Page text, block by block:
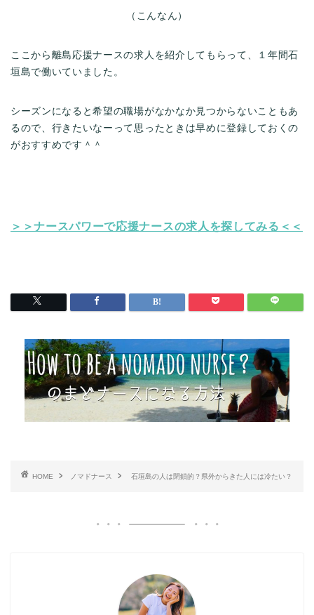
（こんなん）
ここから離島応援ナースの求人を紹介してもらって、１年間石
垣島で働いていました。
シーズンになると希望の職場がなかなか見つからないこともあ
るので、行きたいなーって思ったときは早めに登録しておくの
がおすすめです＾＾
＞＞ナースパワーで応援ナースの求人を探してみる＜＜
HOME ノマドナース 石垣島の人は閉鎖的？県外からきた人には冷たい？